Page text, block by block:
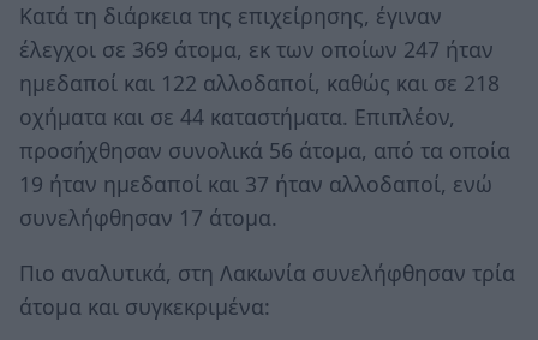
Κατά τη διάρκεια της επιχείρησης, έγιναν
έλεγχοι σε 369 άτομα, εκ των οποίων 247 ήταν
ημεδαποί και 122 αλλοδαποί, καθώς και σε 218
οχήματα και σε 44 καταστήματα. Επιπλέον,
προσήχθησαν συνολικά 56 άτομα, από τα οποία
19 ήταν ημεδαποί και 37 ήταν αλλοδαποί, ενώ
συνελήφθησαν 17 άτομα.
Πιο αναλυτικά, στη Λακωνία συνελήφθησαν τρία
άτομα και συγκεκριμένα: